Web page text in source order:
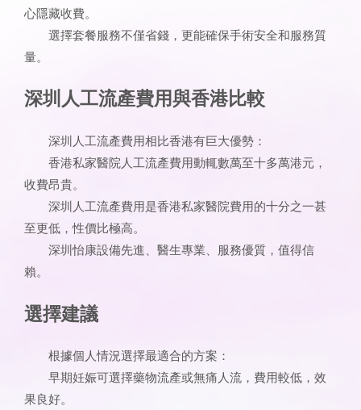
心隱藏收費。
選擇套餐服務不僅省錢，更能確保手術安全和服務質
量。
深圳人工流產費用與香港比較
深圳人工流產費用相比香港有巨大優勢：
香港私家醫院人工流產費用動輒數萬至十多萬港元，
收費昂貴。
深圳人工流產費用是香港私家醫院費用的十分之一甚
至更低，性價比極高。
深圳怡康設備先進、醫生專業、服務優質，值得信
賴。
選擇建議
根據個人情況選擇最適合的方案：
早期妊娠可選擇藥物流產或無痛人流，費用較低，效
果良好。